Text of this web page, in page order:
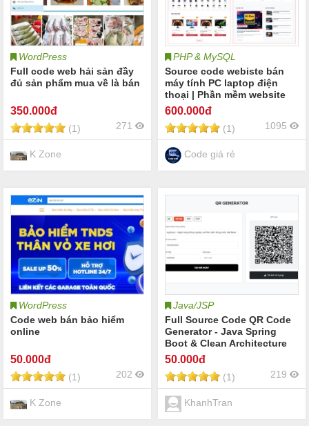
WordPress
Full code web hải sản đầy
đủ sản phẩm mua về là bán
350.000đ
(1) 271
K Zone
PHP & MySQL
Source code webiste bán
máy tính PC laptop điện
thoại | Phần mềm website
quản lý cửa hàng bán máy
tính PC laptop điện thoại
linh kiện điện tử online |
Share code máy tính PC
laptop điện thoại
600.000đ
(1) 1095
Code giá rẻ
WordPress
Code web bán bảo hiểm
online
50.000đ
(1) 202
K Zone
Java/JSP
Full Source Code QR Code
Generator - Java Spring
Boot & Clean Architecture
50.000đ
(1) 219
KhanhTran